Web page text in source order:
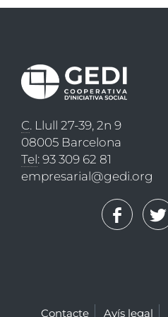
C. Llull 27-39, 2n 9
08005 Barcelona
Tel: 93 309 62 81
empresarial@gedi.org
Contacte Avís legal